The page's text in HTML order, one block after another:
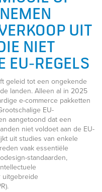
UIT
NIET
EU-REGELS
geleid tot een ongekende
landen. Alleen al in 2025
e-commerce pakketten
EU-
aangetoond dat een
niet voldoet aan de EU-
uit studies van enkele
vaak essentiële
standaarden,
uitgebreide